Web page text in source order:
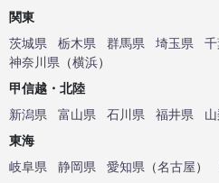
関東
茨城県
栃木県 群馬県 埼玉県
神奈川県 （横浜）
甲信越・北陸
新潟県
富山県 石川県 福井県
東海
岐阜県
静岡県 愛知県 （名古屋）